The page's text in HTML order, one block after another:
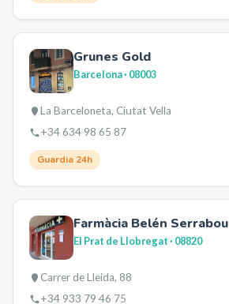
Grunes Gold
Barcelona· 08003
La Barceloneta, Ciutat Vella
+34 634 98 65 87
Guardia 24h
Farmàcia Belén Serrabou
El Prat de Llobregat· 08820
Carrer de Lleida, 88
+34 933 79 46 75